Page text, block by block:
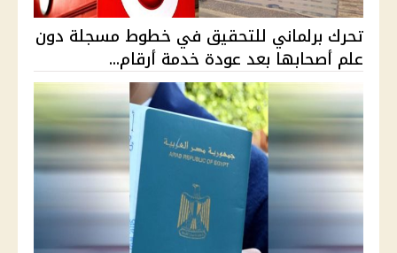
تحرك برلماني للتحقيق في خطوط مسجلة دون
علم أصحابها بعد عودة خدمة أرقام...